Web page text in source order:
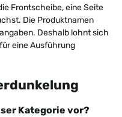
Frontscheibe, eine Seite
Die Produktnamen
Deshalb lohnt sich
eine Ausführung
Kategorie vor?